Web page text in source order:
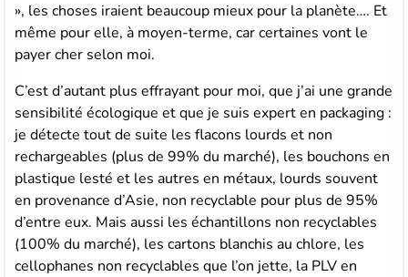
», les choses iraient beaucoup mieux pour la planète…. Et
même pour elle, à moyen-terme, car certaines vont le
payer cher selon moi.
C’est d’autant plus effrayant pour moi, que j’ai une grande
sensibilité écologique et que je suis expert en packaging :
je détecte tout de suite les flacons lourds et non
rechargeables (plus de 99% du marché), les bouchons en
plastique lesté et les autres en métaux, lourds souvent
en provenance d’Asie, non recyclable pour plus de 95%
d’entre eux. Mais aussi les échantillons non recyclables
(100% du marché), les cartons blanchis au chlore, les
cellophanes non recyclables que l’on jette, la PLV en